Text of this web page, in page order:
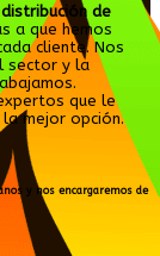
de
a que hemos
cliente. Nos
sector y la
que le
mejor opción.
y nos encargaremos de